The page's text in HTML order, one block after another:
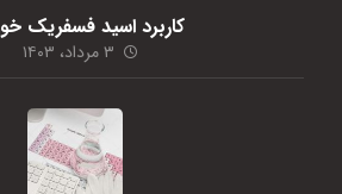
کاربرد اسید فسفریک
۳ مرداد، ۱۴۰۳